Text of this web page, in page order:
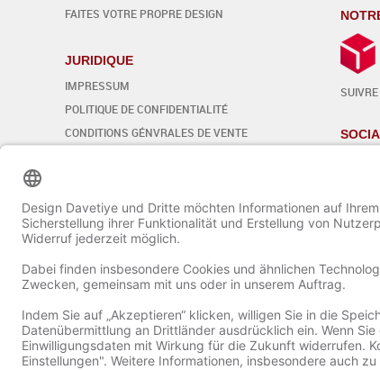
FAITES VOTRE PROPRE DESIGN
JURIDIQUE
IMPRESSUM
POLITIQUE DE CONFIDENTIALITÉ
CONDITIONS GÉNVRALES DE VENTE